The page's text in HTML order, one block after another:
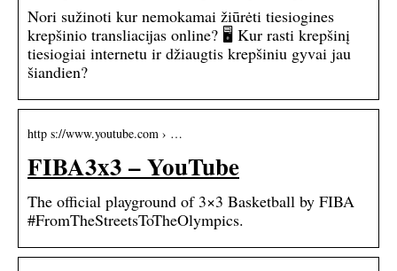
Nori sužinoti kur nemokamai žiūrėti tiesiogines
krepšinio transliacijas online? 🖥️ Kur rasti krepšinį
tiesiogiai internetu ir džiaugtis krepšiniu gyvai jau
šiandien?
http s://www.youtube.com › …
FIBA3x3 – YouTube
The official playground of 3×3 Basketball by FIBA
#FromTheStreetsToTheOlympics.